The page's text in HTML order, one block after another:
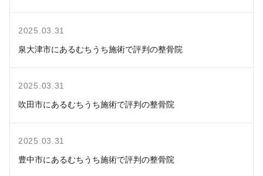
2025.03.31
泉大津市にあるむちうち施術で評判の整骨院
2025.03.31
吹田市にあるむちうち施術で評判の整骨院
2025.03.31
豊中市にあるむちうち施術で評判の整骨院